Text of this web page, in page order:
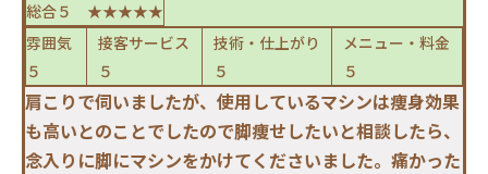
総合５ ★★★★★
雰囲気
５
接客サービス
５
技術・仕上がり
５
メニュー・料金
５
肩こりで伺いましたが、使用しているマシンは痩身効果
も高いとのことでしたので脚痩せしたいと相談したら、
念入りに脚にマシンをかけてくださいました。痛かった